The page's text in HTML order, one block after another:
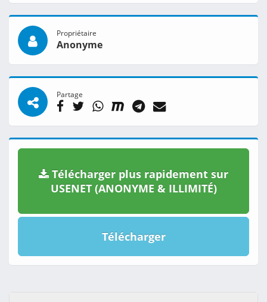
Propriétaire
Anonyme
Partage
Télécharger plus rapidement sur
USENET (ANONYME & ILLIMITÉ)
Télécharger